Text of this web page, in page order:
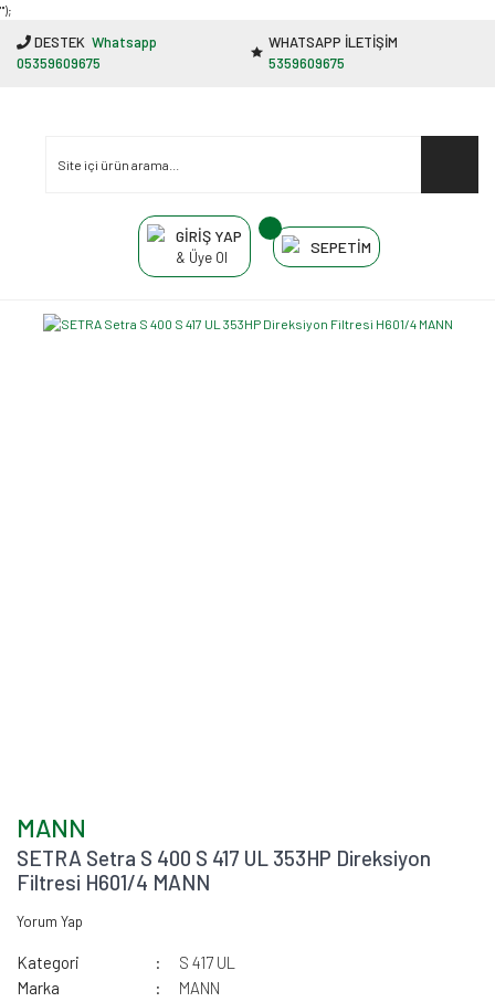
"');
DESTEK Whatsapp
05359609675
WHATSAPP İLETİŞİM
5359609675
GİRİŞ YAP
& Üye Ol
SEPETİM
MANN
SETRA Setra S 400 S 417 UL 353HP Direksiyon
Filtresi H601/4 MANN
Yorum Yap
Kategori
S 417 UL
Marka
MANN